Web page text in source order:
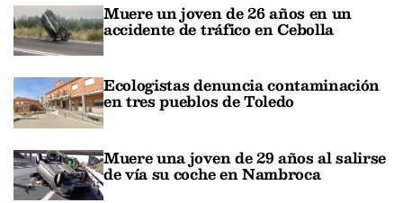
Muere un joven de 26 años en un
accidente de tráfico en Cebolla
Ecologistas denuncia contaminación
en tres pueblos de Toledo
Muere una joven de 29 años al salirse
de vía su coche en Nambroca